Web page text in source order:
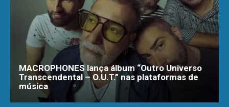
MACROPHONES lança álbum “Outro Universo
Transcendental – O.U.T.” nas plataformas de
música